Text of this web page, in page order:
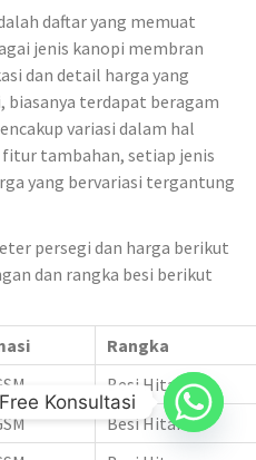
daftar yang memuat
jenis kanopi membran
dan detail harga yang
terdapat beragam
variasi dalam hal
tambahan, setiap jenis
yang bervariasi tergantung
persegi dan harga berikut
dan rangka besi berikut
Rangka
Besi Hitam
Besi Hitam
Free Konsultasi